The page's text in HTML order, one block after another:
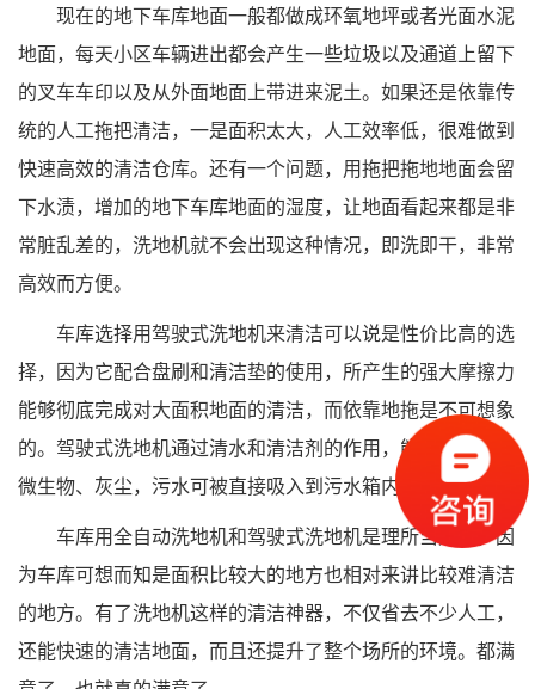
现在的地下车库地面一般都做成环氧地坪或者光面水泥
地面，每天小区车辆进出都会产生一些垃圾以及通道上留下
的叉车车印以及从外面地面上带进来泥土。如果还是依靠传
统的人工拖把清洁，一是面积太大，人工效率低，很难做到
快速高效的清洁仓库。还有一个问题，用拖把拖地地面会留
下水渍，增加的地下车库地面的湿度，让地面看起来都是非
常脏乱差的，洗地机就不会出现这种情况，即洗即干，非常
高效而方便。
车库选择用驾驶式洗地机来清洁可以说是性价比高的选
择，因为它配合盘刷和清洁垫的使用，所产生的强大摩擦力
能够彻底完成对大面积地面的清洁，而依靠地拖是不可想象
的。驾驶式洗地机通过清水和清洁剂的作用，能够有效溶解
微生物、灰尘，污水可被直接吸入到污水箱内。
车库用全自动洗地机和驾驶式洗地机是理所当然的，因
为车库可想而知是面积比较大的地方也相对来讲比较难清洁
的地方。有了洗地机这样的清洁神器，不仅省去不少人工，
还能快速的清洁地面，而且还提升了整个场所的环境。都满